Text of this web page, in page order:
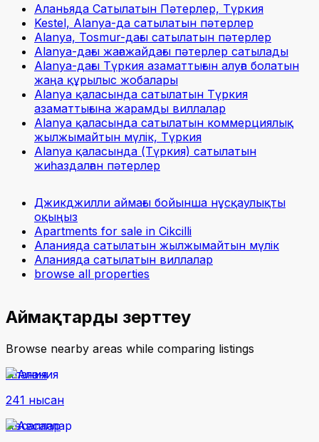
Аланьяда Сатылатын Пәтерлер, Түркия
Kestel, Alanya-да сатылатын пәтерлер
Alanya, Tosmur-дағы сатылатын пәтерлер
Alanya-дағы жағажайдағы пәтерлер сатылады
Alanya-дағы Түркия азаматтығын алуға болатын
жаңа құрылыс жобалары
Alanya қаласында сатылатын Түркия
азаматтығына жарамды виллалар
Alanya қаласында сатылатын коммерциялық
жылжымайтын мүлік, Түркия
Alanya қаласында (Түркия) сатылатын
жиһаздалған пәтерлер
Джикджилли аймағы бойынша нұсқаулықты
оқыңыз
Apartments for sale in Cikcilli
Аланияда сатылатын жылжымайтын мүлік
Аланияда сатылатын виллалар
browse all properties
Аймақтарды зерттеу
Browse nearby areas while comparing listings
Алания
241 нысан
Авсаллар